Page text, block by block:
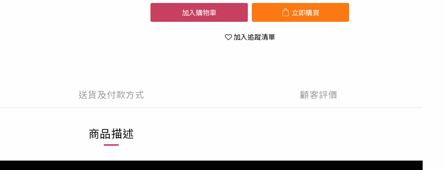
加入購物車 立即購買
加入追蹤清單
送貨及付款方式 顧客評價
商品描述